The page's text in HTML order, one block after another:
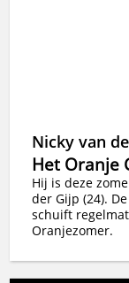
Nicky van
Het Oranje
Hij is deze
der Gijp (24).
schuift
Oranjezomer.